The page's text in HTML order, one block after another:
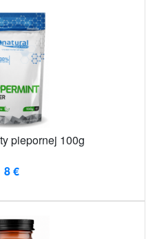
piepornej 100g
8 €